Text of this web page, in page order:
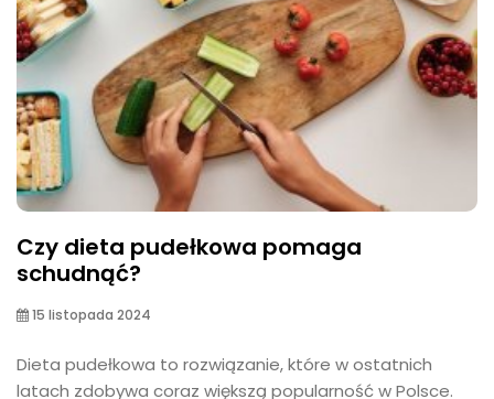
Czy dieta pudełkowa pomaga
schudnąć?
15 listopada 2024
Dieta pudełkowa to rozwiązanie, które w ostatnich
latach zdobywa coraz większą popularność w Polsce.